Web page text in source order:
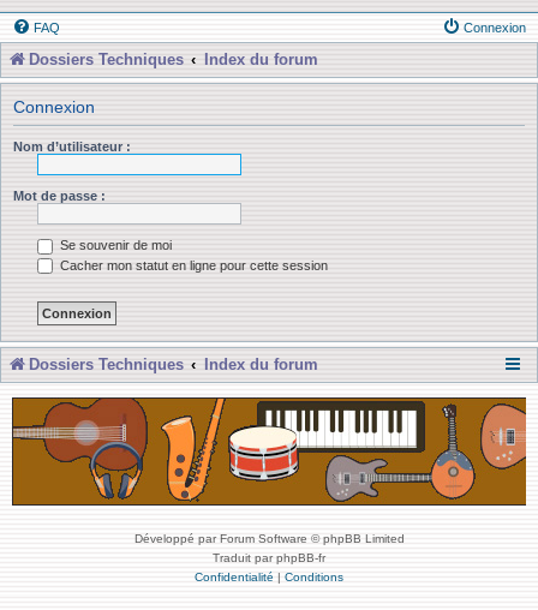
FAQ Connexion
Dossiers Techniques Index du forum
Connexion
Nom d’utilisateur :
Mot de passe :
Se souvenir de moi
Cacher mon statut en ligne pour cette session
Dossiers Techniques Index du forum
Développé par Forum Software © phpBB Limited
Traduit par phpBB-fr
Confidentialité | Conditions